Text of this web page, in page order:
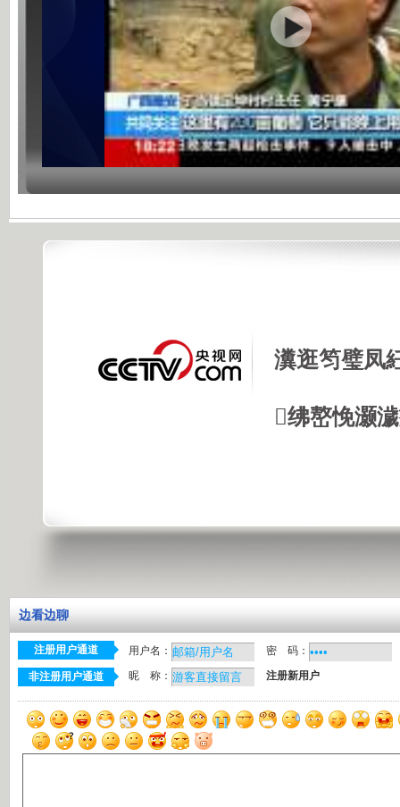
瀵逛笉璧凤
绋嶅悗灏
边看边聊
注册用户通道 用户名： 密 码：
非注册用户通道 昵 称： 注册新用户